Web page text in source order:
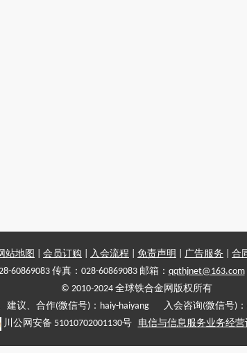
站地图 会员订购 入会流程 免责声明 广告服务 合
60869083 传真：028-60869083 邮箱： qqthjnet@163.com
© 2010-2024 全球铁合金网版权所有
建议、合作(微信号)：haiy-haiyang 入会咨询(微信号)：
川公网安备 51010702001130号 电信与信息服务业务经营